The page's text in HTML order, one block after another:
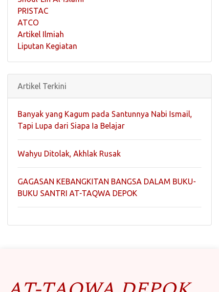
PRISTAC
ATCO
Artikel Ilmiah
Liputan Kegiatan
Artikel Terkini
Banyak yang Kagum pada Santunnya Nabi Ismail,
Tapi Lupa dari Siapa Ia Belajar
Wahyu Ditolak, Akhlak Rusak
GAGASAN KEBANGKITAN BANGSA DALAM BUKU-
BUKU SANTRI AT-TAQWA DEPOK